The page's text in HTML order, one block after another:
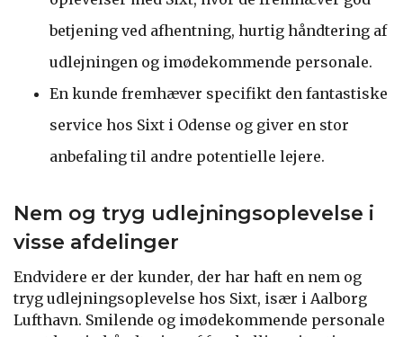
betjening ved afhentning, hurtig håndtering af
udlejningen og imødekommende personale.
En kunde fremhæver specifikt den fantastiske
service hos Sixt i Odense og giver en stor
anbefaling til andre potentielle lejere.
Nem og tryg udlejningsoplevelse i
visse afdelinger
Endvidere er der kunder, der har haft en nem og
tryg udlejningsoplevelse hos Sixt, især i Aalborg
Lufthavn. Smilende og imødekommende personale